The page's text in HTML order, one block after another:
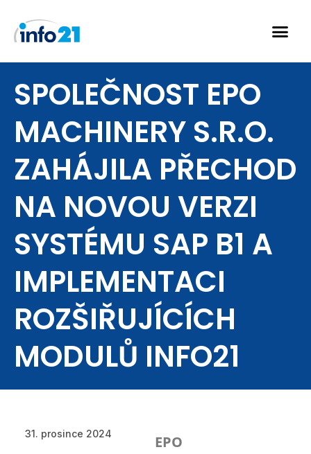
Přeskočit
SPOLEČNOST EPO
MACHINERY S.R.O.
ZAHÁJILA PŘECHOD
NA NOVOU VERZI
SYSTÉMU SAP B1 A
IMPLEMENTACI
ROZŠIŘUJÍCÍCH
MODULŮ INFO21
31. prosince 2024
EPO